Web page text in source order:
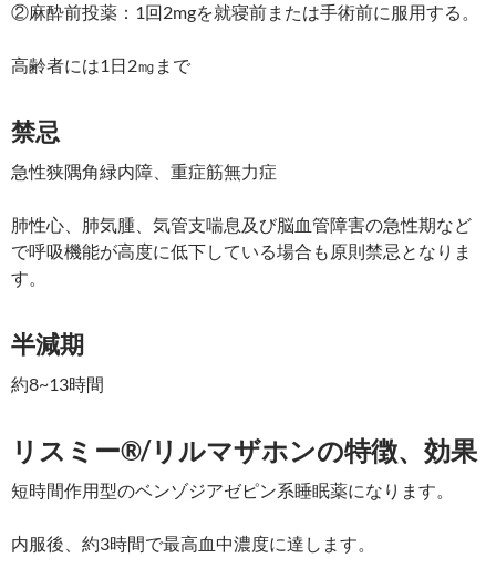
②麻酔前投薬：1回2mgを就寝前または手術前に服用する。
高齢者には1日2㎎まで
禁忌
急性狭隅角緑内障、重症筋無力症
肺性心、肺気腫、気管支喘息及び脳血管障害の急性期など
で呼吸機能が高度に低下している場合も原則禁忌となりま
す。
半減期
約8~13時間
リスミー®/リルマザホンの特徴、効果
短時間作用型のベンゾジアゼピン系睡眠薬になります。
内服後、約3時間で最高血中濃度に達します。